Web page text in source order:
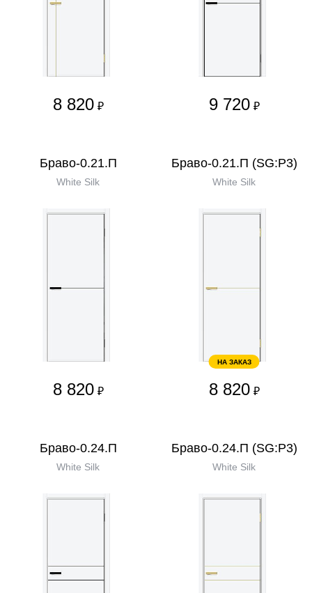
8 820 ₽ 9 720 ₽
Браво-0.21.П
White Silk
8 820 ₽
Браво-0.21.П (SG:P3)
White Silk
НА ЗАКАЗ
8 820 ₽
Браво-0.24.П
White Silk
Браво-0.24.П (SG:P3)
White Silk